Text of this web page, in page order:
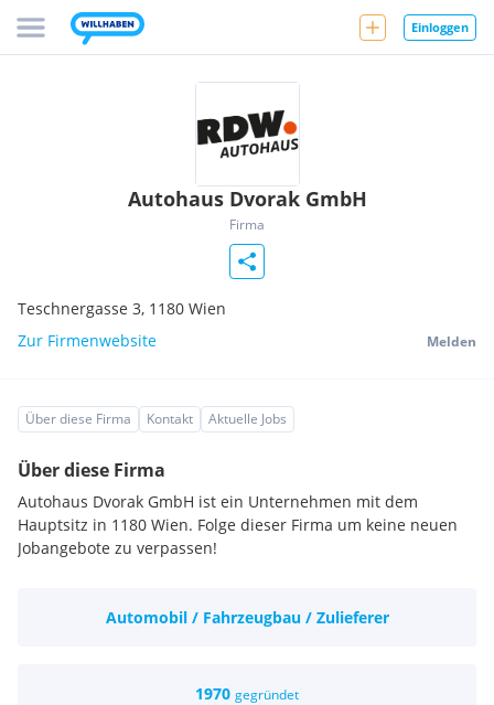
Einloggen
Autohaus Dvorak GmbH
Firma
Teschnergasse 3, 1180 Wien
Zur Firmenwebsite
Melden
Über diese Firma Kontakt Aktuelle Jobs
Über diese Firma
Autohaus Dvorak GmbH ist ein Unternehmen mit dem
Hauptsitz in 1180 Wien. Folge dieser Firma um keine neuen
Jobangebote zu verpassen!
Automobil / Fahrzeugbau / Zulieferer
1970 gegründet